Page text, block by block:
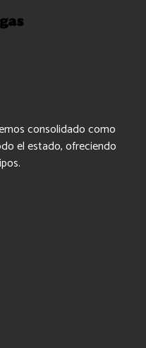
consolidado como
el estado, ofreciendo